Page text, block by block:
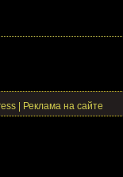
| Реклама на сайте